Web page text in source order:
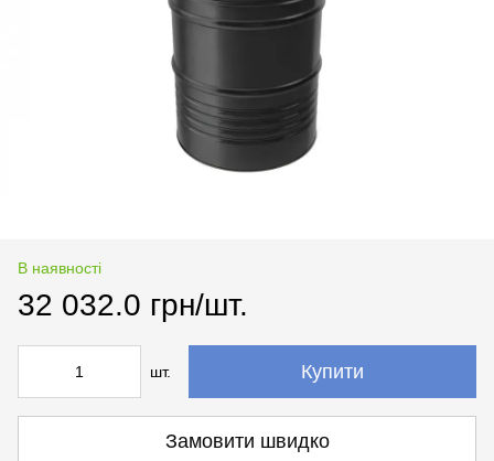
В наявності
32 032.0 грн/шт.
шт. Купити
Замовити швидко